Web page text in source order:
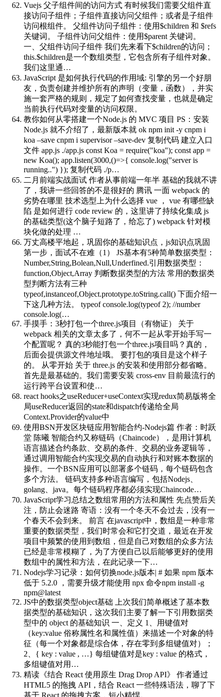
Vuejs 父子组件间的访问方式 有时候我们需要父组件直
接访问子组件；子组件直接访问父组件；或者是子组件
访问根组件。 父组件访问子组件：使用$children 和 $refs
关键词。 子组件访问父组件：使用$parent 关键词。
一、父组件访问子组件 我们先来看下$children的访问；
this.$children是一个数组类型，它包含所有子组件对象。
我们这里通…
JavaScript 是如何执行代码的作用域: 引擎的另一个好朋
友，负责创建并维护所有的声明（变量，函数），并实
施一套严格的规则，规定了如何查找变量，也就是确定
当前执行代码对变量的访问权限。
教你如何从零搭建一个Node.js 的 MVC 项目 PS：安装
Node.js 就不介绍了，最新版本就 ok npm init -y cnpm i
koa –save cnpm i supervisor –save-dev 复制代码 建立入口
文件 app.js ./app.js const Koa = require("koa"); const app =
new Koa(); app.listen(3000,()=>{ console.log("server is
running..") }); 复制代码 ./p…
二月前端实战面试 作者从事前端一年半 基础的我就不讲
了，我讲一些回答的不是很好的 腾讯 一面 webpack 的
劣势在哪里 技术选型上为什么选择 vue ， vue 有哪些缺
陷 是如何进行 code review 的，这里讲了持续化集成 js
的基础类型(这个脑子短路了，给忘了) webpack 针对模
块化做的处理 …
万丈高楼平地起，巩固你的基础知识点，js知识点巩固
第一步，面试不在难（1）
JS基本有5种简单数据类型：
Number,String,Bolean,Null,Underfined.引用数据类型：
function,Object,Array 判断数据类型的方法 常用的数据类
型判断方法有三种
typeof,instanceof,Object.prototype.toString.call() 下面介绍一
下这几种方法。 typeof console.log(typeof 2); //number
console.log(…
手摸手：3秒打包一个three.js项目（有物证）
关于
webpack 相关的文章太多了，何不一起从零开始手写一
个配置呢？ 真的3秒能打包一个three.js项目吗？真的，
后面会提供源文件地址哦。 要打包的项目是这个样子
的。 从零开始 关于 three.js 的安装和使用部分都省略。
首先是最基础的。我们需要安装 cross-env 目前最流行的
运行跨平台设置和使…
react hooks之useReducer+useContext实现redux简易版将全
局useReducer返回的state和dispatch传递给全局
Context.Provider的value中
使用BSN开发区块链应用智能合约-Nodejs篇 作者：时跃
堂 陈曦 智能合约又称链码（Chaincode），是用计算机
语言描述合约条款、交易的条件、交易的业务逻辑等，
通过调用智能合约实现交易的自动执行和对账本数据的
操作。一个BSN应用可以部署多个链码，每个链码包含
多个方法。 链码支持多种语言编写，包括Nodejs、
golang、java。每个链码程序都必须实现Chaincode…
JavaScript学习总结之数组常用的方法和属性 先点赞后关
注，防止会迷路 寄语：没有一个冬天不会过去，没有一
个春天不会到来。 前言 在javascript中，数组是一种非常
重要的数据类型，我们时常会和它打交道，最近在开发
项目中频繁的使用到数组，但是自己对数组的众多方法
已经是非常模糊了，为了方便自己以后能够更好的使用
数组中的属性和方法，在此记录一下…
Nodejs学习记录：如何切换node.js版本| # 如果 npm 版本
低于 5.2.0 ，需要升级才能使用 npx 命令npm install -g
npm@latest
JS中的数据类型object基础 上次我们简单概述了基本数
据类型的基础知识，这次我们主要了解一下引用数据类
型中的 object 的基础知识 一、定义 1、用键值对
（key:value 俗称属性名和属性值）来描述一个对象的特
征（每一个对象都是综合体，存在零到多组键值对）；
2、{ key : value , …} 每组键值对是key : value 的格式，
多组键值对用…
精读《结合 React 使用原生 Drag Drop API》
作者通过
HTML5 的拖拽 API，结合 React 一些特殊语法，聊了下
基于 React 的拖拽方案，短小精悍。